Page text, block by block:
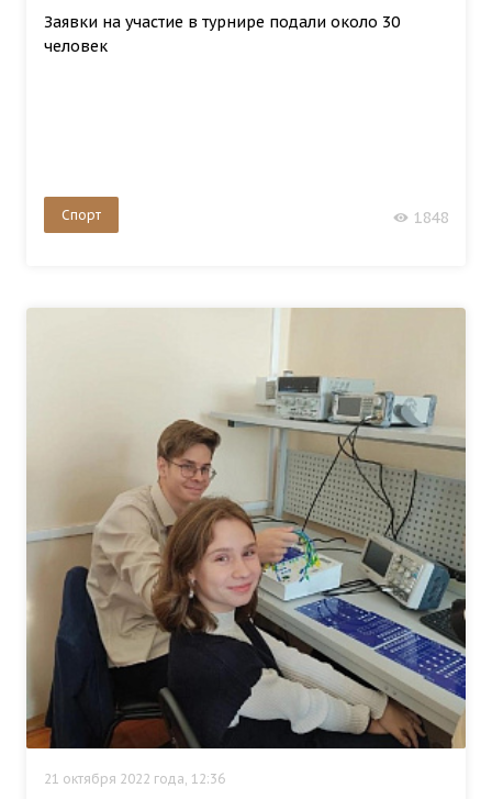
Заявки на участие в турнире подали около 30
человек
Спорт 1848
21 октября 2022 года, 12:36